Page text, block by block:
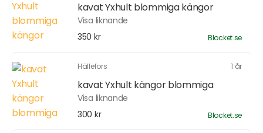
kavat Yxhult blommiga kängor
Visa liknande
350 kr
Blocket.se
Hällefors 1 år
kavat Yxhult kängor blommiga
Visa liknande
300 kr
Blocket.se